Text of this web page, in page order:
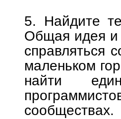
5. Найдите
Общая идея и
справляться
маленьком
найти
сообществах.